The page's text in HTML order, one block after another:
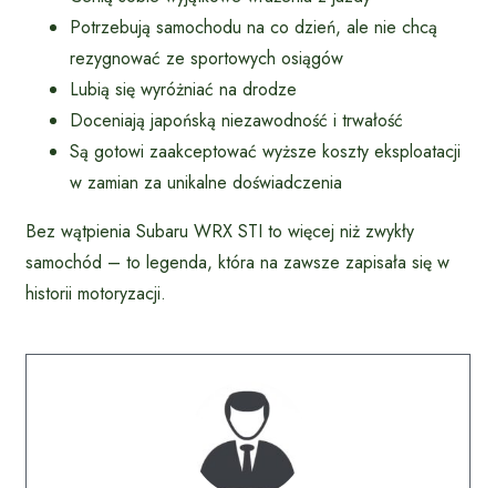
Potrzebują samochodu na co dzień, ale nie chcą
rezygnować ze sportowych osiągów
Lubią się wyróżniać na drodze
Doceniają japońską niezawodność i trwałość
Są gotowi zaakceptować wyższe koszty eksploatacji
w zamian za unikalne doświadczenia
Bez wątpienia Subaru WRX STI to więcej niż zwykły
samochód – to legenda, która na zawsze zapisała się w
historii motoryzacji.